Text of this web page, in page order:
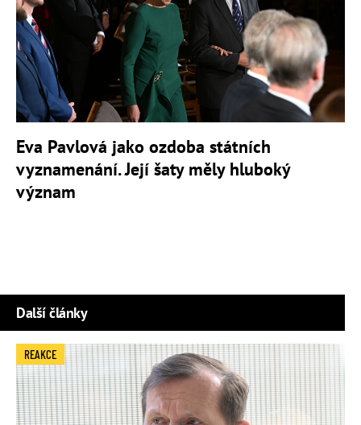
Eva Pavlová jako ozdoba státních
vyznamenání. Její šaty měly hluboký
význam
Další články
REAKCE